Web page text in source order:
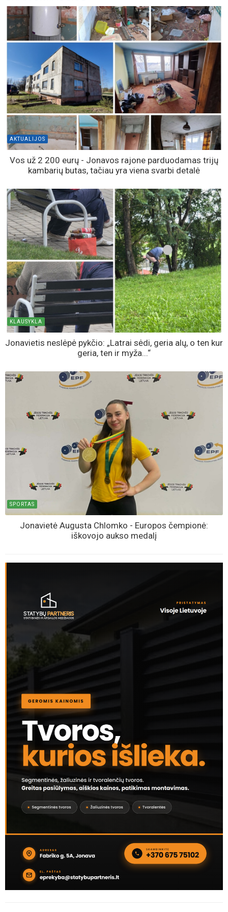
AKTUALIJOS
Vos už 2 200 eurų - Jonavos rajone parduodamas trijų
kambarių butas, tačiau yra viena svarbi detalė
KLAUSYKLA
Jonavietis neslėpė pykčio: „Latrai sėdi, geria alų, o ten kur
geria, ten ir myža...“
SPORTAS
Jonavietė Augusta Chlomko - Europos čempionė:
iškovojo aukso medalį